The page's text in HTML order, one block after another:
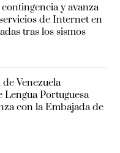
y avanza
de Internet en
tras los sismos
Venezuela
Portuguesa
con la Embajada de